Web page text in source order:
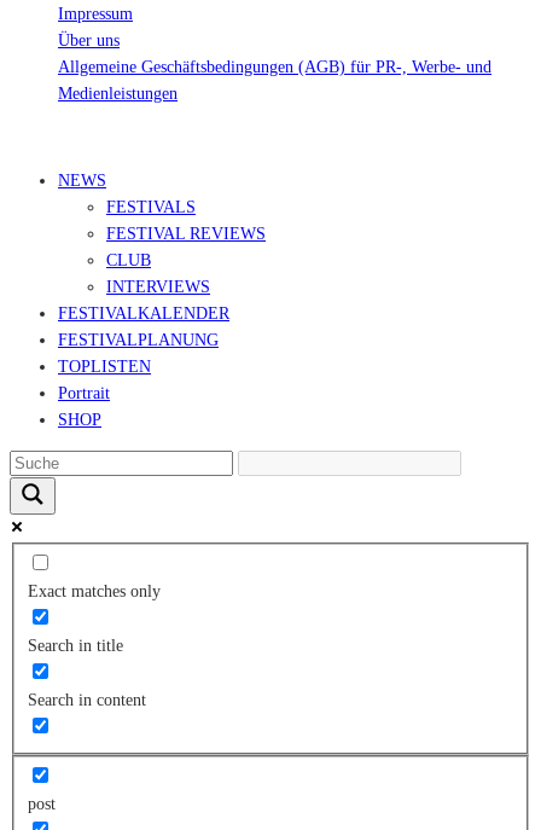
Impressum
Über uns
Allgemeine Geschäftsbedingungen (AGB) für PR-, Werbe- und
Medienleistungen
NEWS
FESTIVALS
FESTIVAL REVIEWS
CLUB
INTERVIEWS
FESTIVALKALENDER
FESTIVALPLANUNG
TOPLISTEN
Portrait
SHOP
Exact matches only
Search in title
Search in content
post